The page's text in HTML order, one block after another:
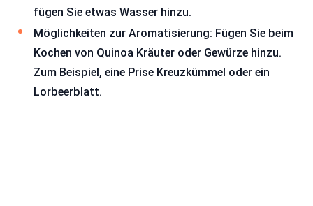
fügen Sie etwas Wasser hinzu.
Möglichkeiten zur Aromatisierung: Fügen Sie beim
Kochen von Quinoa Kräuter oder Gewürze hinzu.
Zum Beispiel, eine Prise Kreuzkümmel oder ein
Lorbeerblatt.